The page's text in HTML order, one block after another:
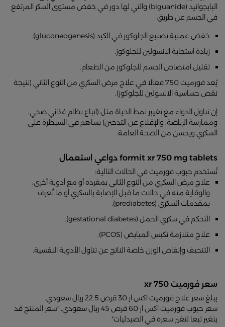
البايجوانيد (biguanide) والتي لها دور في خفض مستوى السكر المرتفع
في الجسم عن طريق
خفض عملية تصنيع الجلوكوز في الكبد (gluconeogenesis).
زيادة استجابة الانسولين للجلوكوز.
تقليل امتصاص الجسم للجلوكوز من الطعام.
يُعد فورميت 750 فعالا في علاج مرض السكري من النوع الثاني (نتيجة
نقص حساسية الانسولين للجلوكوز).
إن تناول الدواء مع تغيير نمط الحياة مثل (اتباع نظام غذائي صحي،
وممارسة الرياضة، والإقلاع عن التدخين) يساهم في السيطرة على
السكري ويحسن من الصحة العامة.
formit xr 750 mg tablets دواعي استعمال
تُستخدم حبوب فورميت في الحالات التالية:
علاج مرض السكري من النوع الثاني بمفرده أو مع أدوية أخرى،
والوقاية منه في حالات ما قبل الإصابة بالسكري أو ما تُعرف
بمقدمات السكري (prediabetes).
التحكم في سكري الحمل (gestational diabetes).
علاج متلازمة تكيس المبايض (PCOS).
التنحيف وإنقاص الوزن خاصة الناتج عن تناول الأدوية النفسية.
سعر فورميت 750 xr
يبلغ سعر علاج فورميت اكس ار 30 قرص 22.5 ريال سعودي.
سعر حبوب فورميت اكس ار 60 قرص 45 ريال سعودي. "سعر المنتج قد
يتغير تبعا لتغير سعره في الصيدليات"